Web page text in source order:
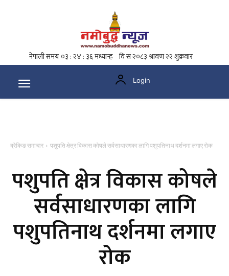
Login
ब्रेकिङ समाचार पशुपति क्षेत्र विकास कोषले सर्वसाधारणका लागि पशुपतिनाथ दर्शनमा लगाए रोक
पशुपति क्षेत्र विकास कोषले
सर्वसाधारणका लागि
पशुपतिनाथ दर्शनमा लगाए
रोक